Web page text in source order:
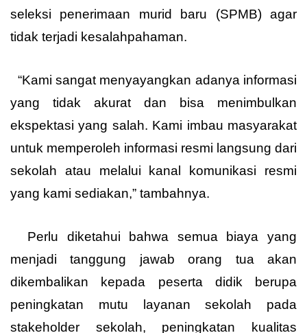
seleksi penerimaan murid baru (SPMB) agar
tidak terjadi kesalahpahaman.
“Kami sangat menyayangkan adanya informasi
yang tidak akurat dan bisa menimbulkan
ekspektasi yang salah. Kami imbau masyarakat
untuk memperoleh informasi resmi langsung dari
sekolah atau melalui kanal komunikasi resmi
yang kami sediakan,” tambahnya.
Perlu diketahui bahwa semua biaya yang
menjadi tanggung jawab orang tua akan
dikembalikan kepada peserta didik berupa
peningkatan mutu layanan sekolah pada
stakeholder sekolah, peningkatan kualitas